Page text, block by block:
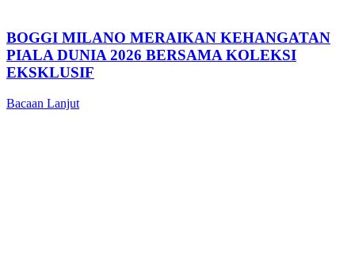
BOGGI MILANO MERAIKAN KEHANGATAN
PIALA DUNIA 2026 BERSAMA KOLEKSI
EKSKLUSIF
Bacaan Lanjut